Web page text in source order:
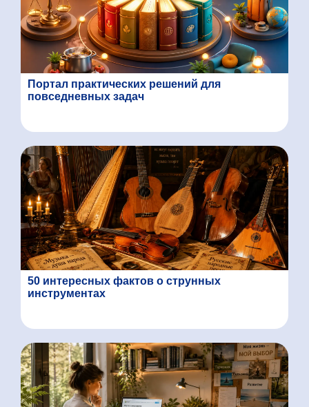
Портал практических решений для
повседневных задач
50 интересных фактов о струнных
инструментах